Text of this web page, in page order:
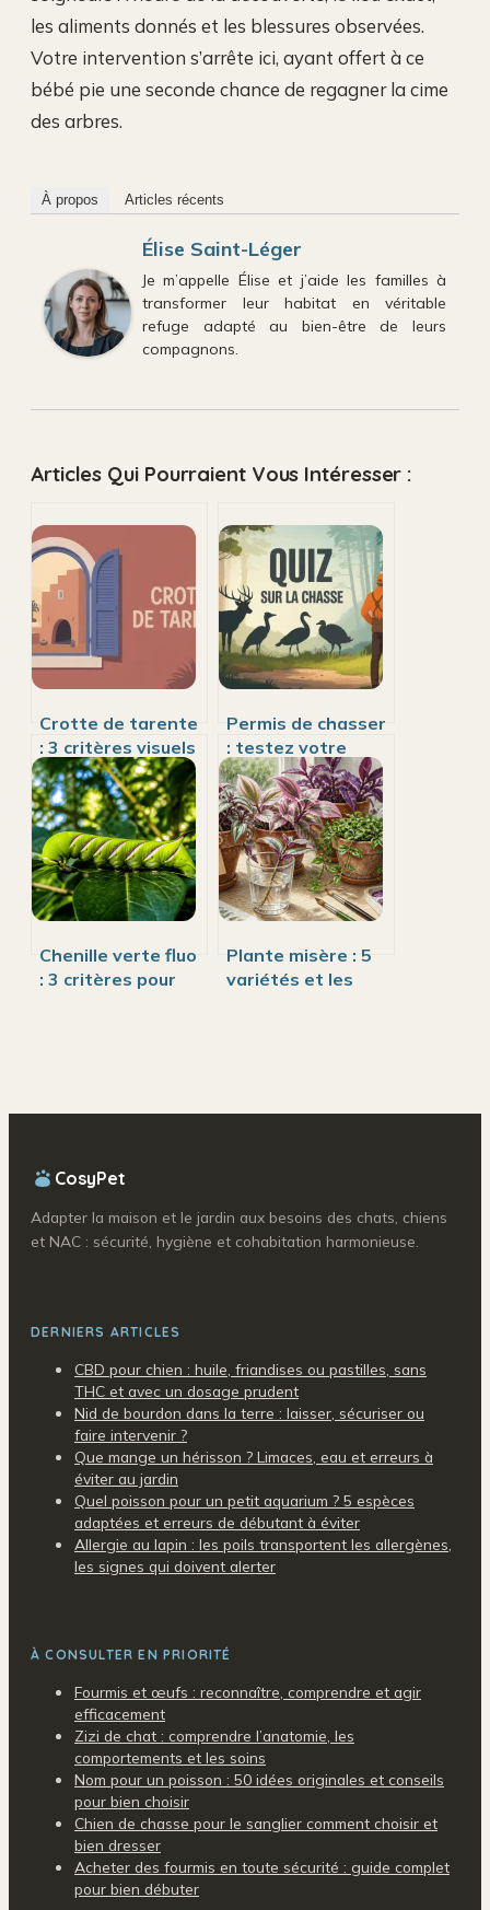
les aliments donnés et les blessures observées.
Votre intervention s’arrête ici, ayant offert à ce
bébé pie une seconde chance de regagner la cime
des arbres.
À propos Articles récents
Élise Saint-Léger
Je m’appelle Élise et j’aide les familles à
transformer leur habitat en véritable
refuge adapté au bien-être de leurs
compagnons.
Articles Qui Pourraient Vous Intéresser :
Crotte de tarente
: 3 critères visuels
pour l’identifier et
nettoyer vos
surfaces sans
risque
Permis de chasser
: testez votre
maîtrise de la
faune, de la
sécurité et de la
loi
Chenille verte fluo
: 3 critères pour
Plante misère : 5
variétés et les
CosyPet
Adapter la maison et le jardin aux besoins des chats, chiens
et NAC : sécurité, hygiène et cohabitation harmonieuse.
DERNIERS ARTICLES
CBD pour chien : huile, friandises ou pastilles, sans
THC et avec un dosage prudent
Nid de bourdon dans la terre : laisser, sécuriser ou
faire intervenir ?
Que mange un hérisson ? Limaces, eau et erreurs à
éviter au jardin
Quel poisson pour un petit aquarium ? 5 espèces
adaptées et erreurs de débutant à éviter
Allergie au lapin : les poils transportent les allergènes,
les signes qui doivent alerter
À CONSULTER EN PRIORITÉ
Fourmis et œufs : reconnaître, comprendre et agir
efficacement
Zizi de chat : comprendre l’anatomie, les
comportements et les soins
Nom pour un poisson : 50 idées originales et conseils
pour bien choisir
Chien de chasse pour le sanglier comment choisir et
bien dresser
Acheter des fourmis en toute sécurité : guide complet
pour bien débuter